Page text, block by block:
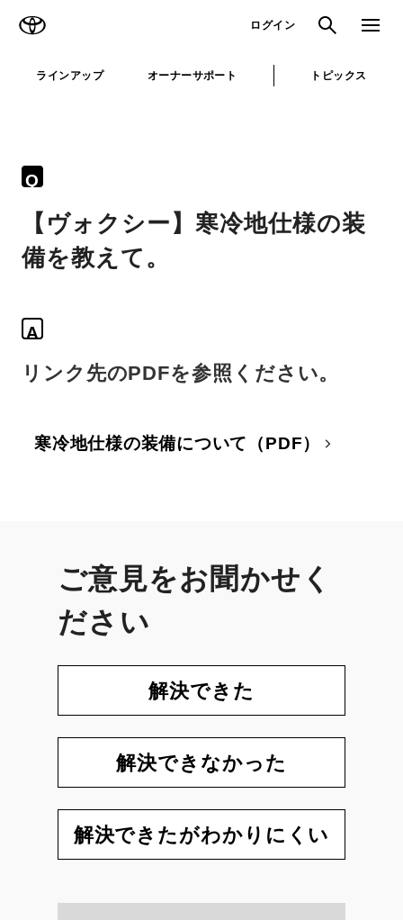
ログイン 検索 メニュ
ラインアップ オーナーサポート トピックス
Q
【ヴォクシー】寒冷地仕様の装
備を教えて。
A
リンク先のPDFを参照ください。
寒冷地仕様の装備について（PDF）
ご意見をお聞かせく
ださい
解決できた
解決できなかった
解決できたがわかりにくい